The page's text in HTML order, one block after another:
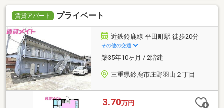
賃貸アパート プライベート
近鉄鈴鹿線 平田町駅 徒歩20分
その他の交通
築35年10ヶ月 / 2階建
三重県鈴鹿市庄野羽山２丁目
3.70万円